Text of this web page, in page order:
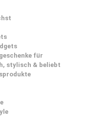
für
stylisch & beliebt